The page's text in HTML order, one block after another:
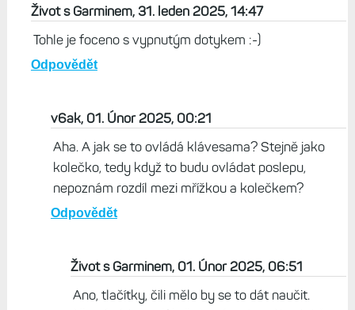
Život s Garminem, 31. leden 2025, 14:47
Tohle je foceno s vypnutým dotykem :-)
Odpovědět
v6ak, 01. Únor 2025, 00:21
Aha. A jak se to ovládá klávesama? Stejně jako
kolečko, tedy když to budu ovládat poslepu,
nepoznám rozdíl mezi mřížkou a kolečkem?
Odpovědět
Život s Garminem, 01. Únor 2025, 06:51
Ano, tlačítky, čili mělo by se to dát naučit.